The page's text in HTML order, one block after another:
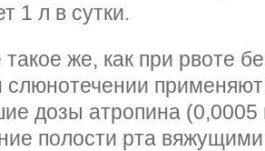
1 л в сутки.
такое же, как при рвоте
слюнотечении
дозы атропина (0,0005
полости рта